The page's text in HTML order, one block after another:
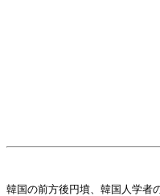
韓国の前方後円墳、韓国人学者